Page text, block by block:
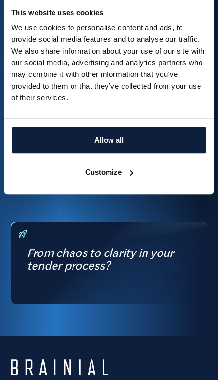
This website uses cookies
We use cookies to personalise content and ads, to
provide social media features and to analyse our traffic.
We also share information about your use of our site with
our social media, advertising and analytics partners who
may combine it with other information that you’ve
provided to them or that they’ve collected from your use
of their services.
Allow all
Customize
Brainial
with Brainial
From chaos to clarity in your
tender process?